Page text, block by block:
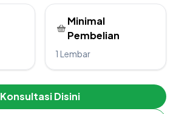
Minimal
Pembelian
1 Lembar
Konsultasi Disini